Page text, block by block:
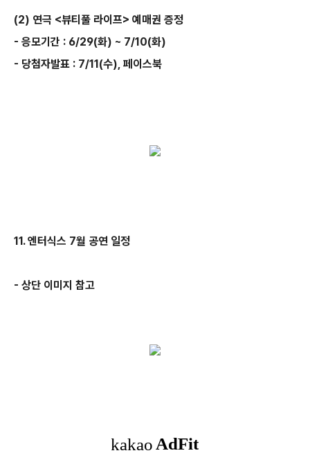
(2) 연극 <뷰티풀 라이프> 예매권 증정
- 응모기간 : 6/29(화) ~ 7/10(화)
- 당첨자발표 : 7/11(수), 페이스북
11. 엔터식스 7월 공연 일정
- 상단 이미지 참고